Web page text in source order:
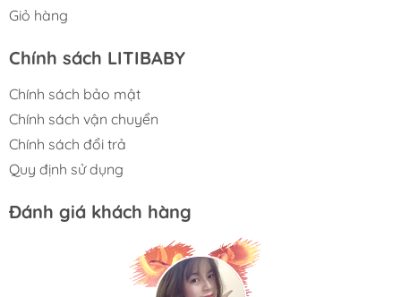
Giỏ hàng
Chính sách LITIBABY
Chính sách bảo mật
Chính sách vận chuyển
Chính sách đổi trả
Quy định sử dụng
Đánh giá khách hàng